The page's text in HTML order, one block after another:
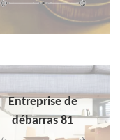
Entreprise de
débarras 81